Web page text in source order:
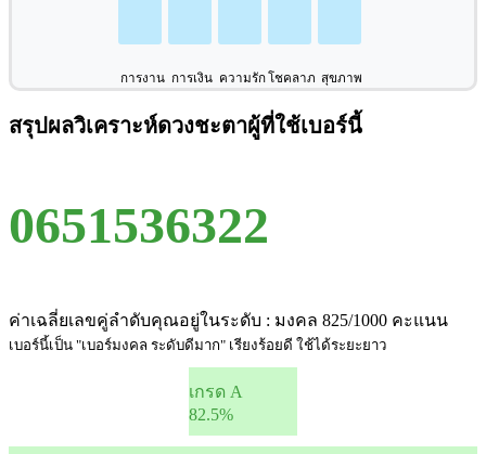
การงาน การเงิน ความรักโชคลาภ สุขภาพ
สรุปผลวิเคราะห์ดวงชะตาผู้ที่ใช้เบอร์นี้
0651536322
ค่าเฉลี่ยเลขคู่ลำดับคุณอยู่ในระดับ : มงคล 825/1000 คะแนน
เบอร์นี้เป็น "เบอร์มงคล ระดับดีมาก" เรียงร้อยดี ใช้ได้ระยะยาว
เกรด A
82.5%